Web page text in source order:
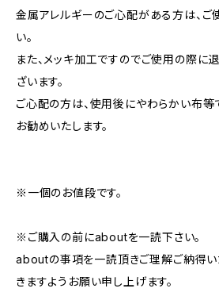
金属アレルギーのご心配がある方は、ご
い。
また、メッキ加工ですのでご使用の際に
ざいます。
ご心配の方は、使用後にやわらかい布等
お勧めいたします。
※一個のお値段です。
※ご購入の前にaboutを一読下さい。
aboutの事項を一読頂きご理解ご納得
きますようお願い申し上げます。